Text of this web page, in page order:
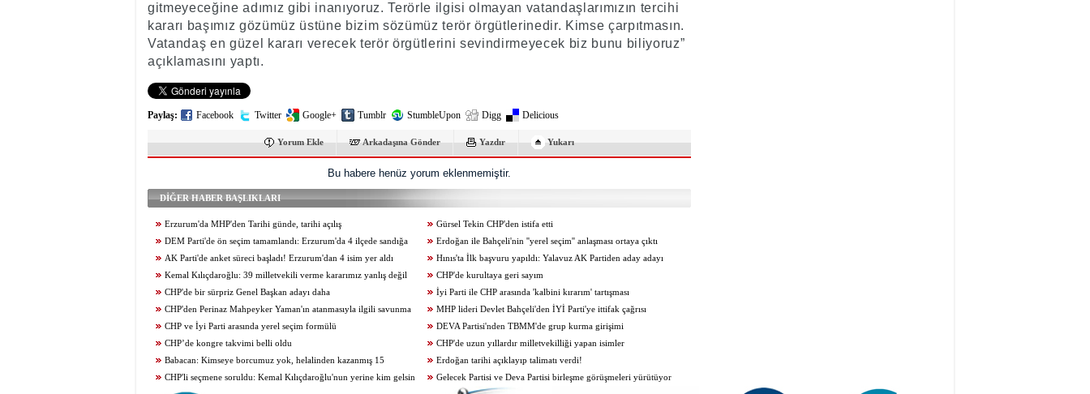
gitmeyeceğine adımız gibi inanıyoruz. Terörle ilgisi olmayan vatandaşlarımızın tercihi
kararı başımız gözümüz üstüne bizim sözümüz terör örgütlerinedir. Kimse çarpıtmasın.
Vatandaş en güzel kararı verecek terör örgütlerini sevindirmeyecek biz bunu biliyoruz”
açıklamasını yaptı.
Paylaş: Facebook Twitter Google+ Tumblr StumbleUpon Digg Delicious
Yorum Ekle Arkadaşına Gönder Yazdır Yukarı
Bu habere henüz yorum eklenmemiştir.
DİĞER HABER BAŞLIKLARI
Erzurum'da MHP'den Tarihi günde, tarihi açılış
Gürsel Tekin CHP'den istifa etti
DEM Parti'de ön seçim tamamlandı: Erzurum'da 4 ilçede sandığa
gidildi
Erdoğan ile Bahçeli'nin ''yerel seçim'' anlaşması ortaya çıktı
AK Parti'de anket süreci başladı! Erzurum'dan 4 isim yer aldı
Hınıs'ta İlk başvuru yapıldı: Yalavuz AK Partiden aday adayı
Kemal Kılıçdaroğlu: 39 milletvekili verme kararımız yanlış değil
CHP'de kurultaya geri sayım
CHP'de bir sürpriz Genel Başkan adayı daha
İyi Parti ile CHP arasında 'kalbini kırarım' tartışması
CHP'den Perinaz Mahpeyker Yaman'ın atanmasıyla ilgili savunma
MHP lideri Devlet Bahçeli'den İYİ Parti'ye ittifak çağrısı
CHP ve İyi Parti arasında yerel seçim formülü
DEVA Partisi'nden TBMM'de grup kurma girişimi
CHP’de kongre takvimi belli oldu
CHP'de uzun yıllardır milletvekilliği yapan isimler
Babacan: Kimseye borcumuz yok, helalinden kazanmış 15
vekilimiz var
Erdoğan tarihi açıklayıp talimatı verdi!
CHP'li seçmene soruldu: Kemal Kılıçdaroğlu'nun yerine kim gelsin
Gelecek Partisi ve Deva Partisi birleşme görüşmeleri yürütüyor